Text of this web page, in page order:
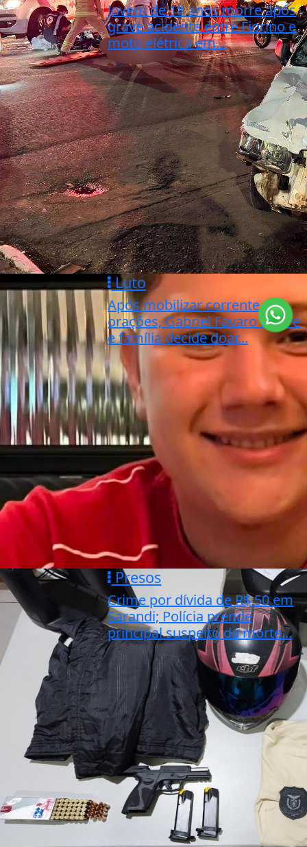
Jovem de 18 anos morre após
grave acidente entre Fiorino e
moto elétrica em...
Luto
Após mobilizar corrente de
orações, Gabriel Favaro morre
e família decide doar...
Presos
Crime por dívida de R$ 50 em
Sarandi; Polícia prende
principal suspeito da morte...